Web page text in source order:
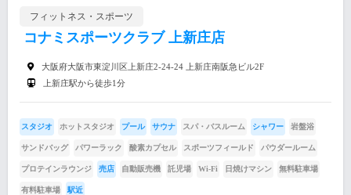
フィットネス・スポーツ
コナミスポーツクラブ 上新庄店
大阪府大阪市東淀川区上新庄2-24-24 上新庄南阪急ビル2F
上新庄駅から徒歩1分
スタジオ ホットスタジオ プール サウナ スパ・バスルーム シャワー 岩盤浴
サンドバッグ パワーラック 酸素カプセル スポーツフィールド パウダールーム
プロテインラウンジ 売店 自動販売機 託児場 Wi-Fi 日焼けマシン 無料駐車場
有料駐車場 駅近